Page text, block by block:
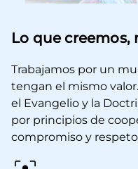
Lo que creemos,
Trabajamos por un
tengan el mismo
el Evangelio y la
por principios de
compromiso y